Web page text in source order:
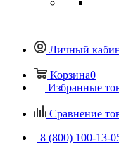
Личный
Корзина0
Избранные
Сравнение
8 (800) 100-13-